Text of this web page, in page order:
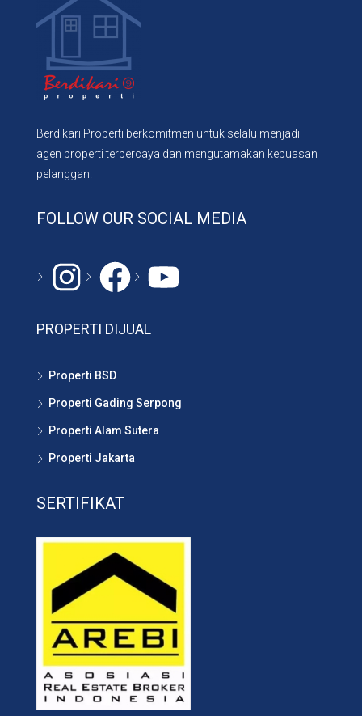
Berdikari Properti berkomitmen untuk selalu menjadi
agen properti terpercaya dan mengutamakan kepuasan
pelanggan.
FOLLOW OUR SOCIAL MEDIA
Instagram
# YouTube
PROPERTI DIJUAL
Properti BSD
Properti Gading Serpong
Properti Alam Sutera
Properti Jakarta
SERTIFIKAT